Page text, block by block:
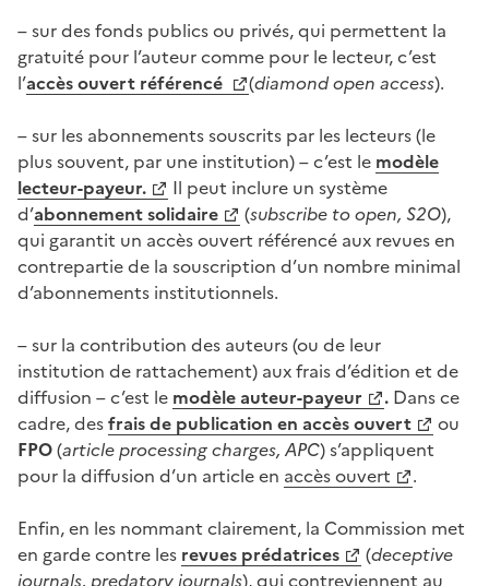
– sur des fonds publics ou privés, qui permettent la
gratuité pour l’auteur comme pour le lecteur, c’est
l’accès ouvert référencé (diamondopen access).
– sur les abonnements souscrits par les lecteurs (le
plus souvent, par une institution) – c’est le modèle
lecteur-payeur.
Il peut inclure un système
d’abonnement solidaire (subscribe to open, S2O),
qui garantit un accès ouvert référencé aux revues en
contrepartie de la souscription d’un nombre minimal
d’abonnements institutionnels.
– sur la contribution des auteurs (ou de leur
institution de rattachement) aux frais d’édition et de
diffusion – c’est le modèle auteur-payeur . Dans ce
cadre, desfrais de publication en accès ouvert
ou
FPO(article processing charges, APC) s’appliquent
pour la diffusion d’un article en accès ouvert .
Enfin, en les nommant clairement, la Commission met
en garde contre les revues prédatrices (deceptive
journals, predatory journals), qui contreviennent au